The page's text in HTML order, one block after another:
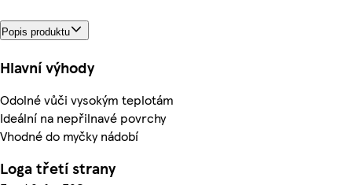
Popis produktu
Hlavní výhody
Odolné vůči vysokým teplotám
Ideální na nepřilnavé povrchy
Vhodné do myčky nádobí
Loga třetí strany